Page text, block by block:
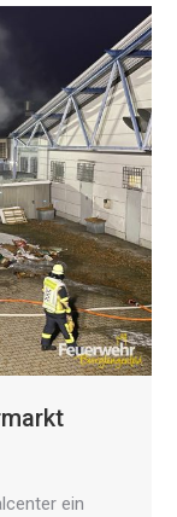
ein